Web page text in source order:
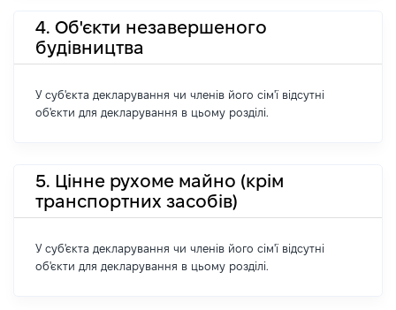
4. Об'єкти незавершеного
будівництва
У суб'єкта декларування чи членів його сім'ї відсутні
об'єкти для декларування в цьому розділі.
5. Цінне рухоме майно (крім
транспортних засобів)
У суб'єкта декларування чи членів його сім'ї відсутні
об'єкти для декларування в цьому розділі.